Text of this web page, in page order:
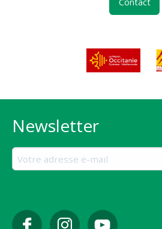
Contact
Newsletter